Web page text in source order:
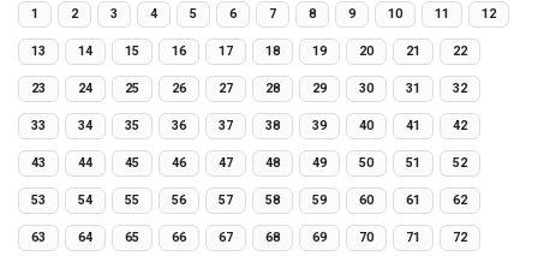
1 2 3 4 5 6 7 8 9 10 11 12
13 14 15 16 17 18 19 20 21 22
23 24 25 26 27 28 29 30 31 32
33 34 35 36 37 38 39 40 41 42
43 44 45 46 47 48 49 50 51 52
53 54 55 56 57 58 59 60 61 62
63 64 65 66 67 68 69 70 71 72